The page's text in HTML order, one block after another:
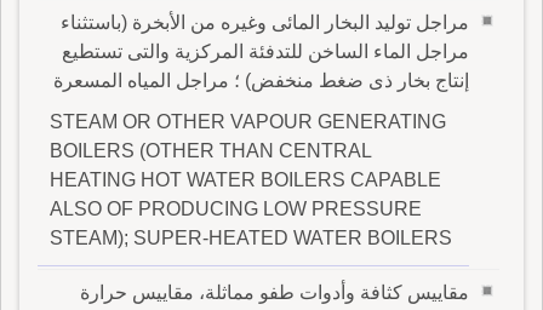
مراجل توليد البخار المائى وغيره من الأبخرة (باستثناء
مراجل الماء الساخن للتدفئة المركزية والتى تستطيع
إنتاج بخار ذى ضغط منخفض) ؛ مراجل المياه المسعرة
STEAM OR OTHER VAPOUR GENERATING
BOILERS (OTHER THAN CENTRAL
HEATING HOT WATER BOILERS CAPABLE
ALSO OF PRODUCING LOW PRESSURE
STEAM); SUPER-HEATED WATER BOILERS
مقاييس كثافة وأدوات طفو مماثلة، مقاييس حرارة